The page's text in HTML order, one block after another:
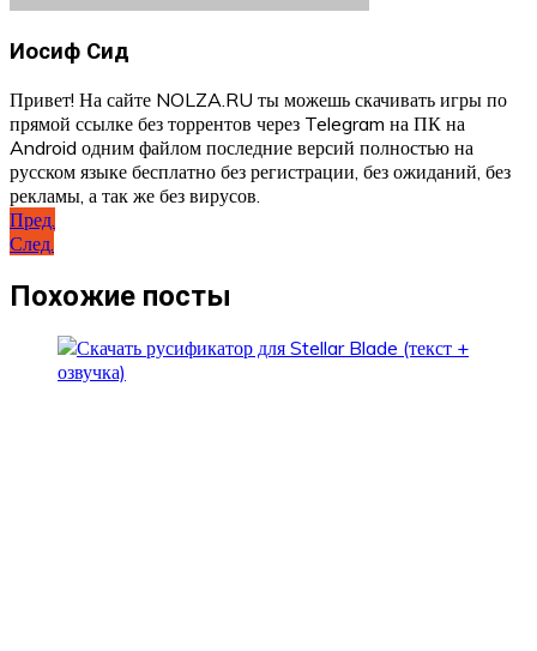
Иосиф Сид
Привет! На сайте NOLZA.RU ты можешь скачивать игры по
прямой ссылке без торрентов через Telegram на ПК на
Android одним файлом последние версий полностью на
русском языке бесплатно без регистрации, без ожиданий, без
рекламы, а так же без вирусов.
Навигация
по
записям
Пред.
След.
Похожие посты